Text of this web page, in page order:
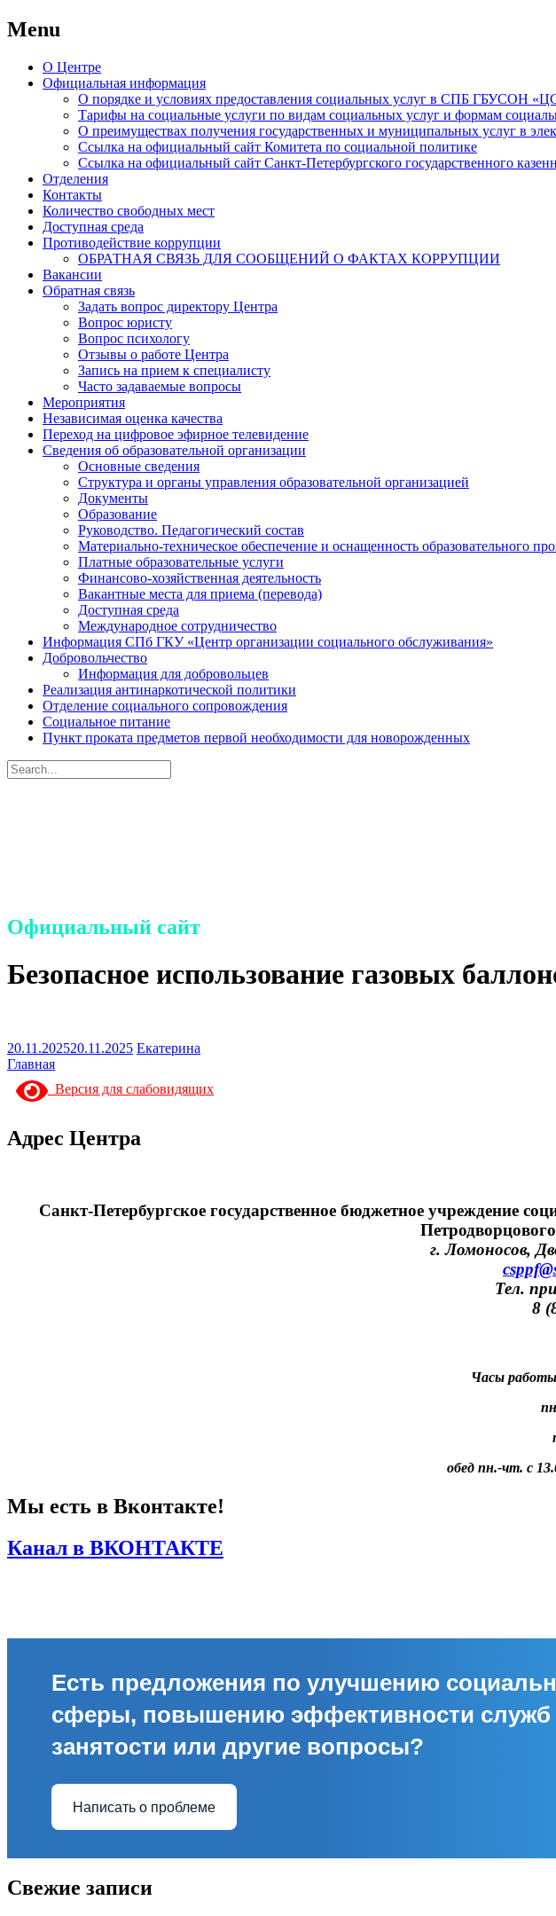
Menu
Skip
О Центре
Официальная информация
О порядке и условиях предоставления социальных услуг в СПБ ГБУСОН
Тарифы на социальные услуги по видам социальных услуг и формам
О преимуществах получения государственных и муниципальных услуг в
Ссылка на официальный сайт Комитета по социальной политике
Ссылка на официальный сайт Санкт-Петербургского государственного
Отделения
Контакты
Количество свободных мест
Доступная среда
Противодействие коррупции
ОБРАТНАЯ СВЯЗЬ ДЛЯ СООБЩЕНИЙ О ФАКТАХ КОРРУПЦИИ
Вакансии
Обратная связь
Задать вопрос директору Центра
Вопрос юристу
Вопрос психологу
Отзывы о работе Центра
Запись на прием к специалисту
Часто задаваемые вопросы
Мероприятия
Независимая оценка качества
Переход на цифровое эфирное телевидение
Сведения об образовательной организации
Основные сведения
Структура и органы управления образовательной организацией
Документы
Образование
Руководство. Педагогический состав
Материально-техническое обеспечение и оснащенность образовательного
Платные образовательные услуги
Финансово-хозяйственная деятельность
Вакантные места для приема (перевода)
Доступная среда
Международное сотрудничество
Информация СПб ГКУ «Центр организации социального обслуживания»
Добровольчество
Информация для добровольцев
Реализация антинаркотической политики
Отделение социального сопровождения
Социальное питание
Пункт проката предметов первой необходимости для новорожденных
Search
for:
Официальный сайт
Безопасное использование газовых
20.11.202520.11.2025 Екатерина
Главная
Версия для слабовидящих
Адрес Центра
Санкт-Петербургское государственное бюджетное учреждение
г. Ломоносов,
Тел.
8
Часы
обед пн.-чт. с
Мы есть в Вконтакте!
Канал в ВКОНТАКТЕ
Есть предложения по улучшению
сферы, повышению эффективности служб
занятости или другие вопросы?
Написать о проблеме
Свежие записи